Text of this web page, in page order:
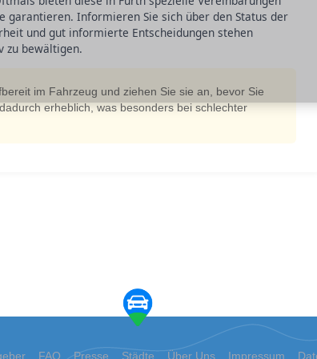
Informieren Sie sich über den Status der
und gut informierte Entscheidungen stehen
zu bewältigen.
im Fahrzeug und ziehen Sie sie an, bevor Sie
erheblich, was besonders bei schlechter
FAQ Presse Städte Über Uns Impressum